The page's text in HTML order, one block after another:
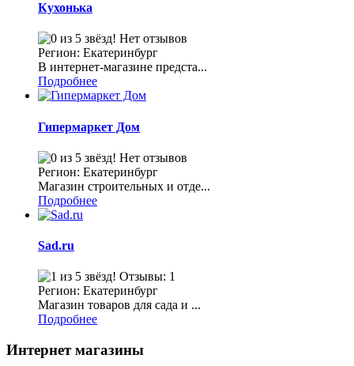
Кухонька
Нет отзывов
Регион: Екатеринбург
В интернет-магазине предста...
Подробнее
Гипермаркет Дом
Нет отзывов
Регион: Екатеринбург
Магазин строительных и отде...
Подробнее
Sad.ru
Отзывы: 1
Регион: Екатеринбург
Магазин товаров для сада и ...
Подробнее
Интернет магазины